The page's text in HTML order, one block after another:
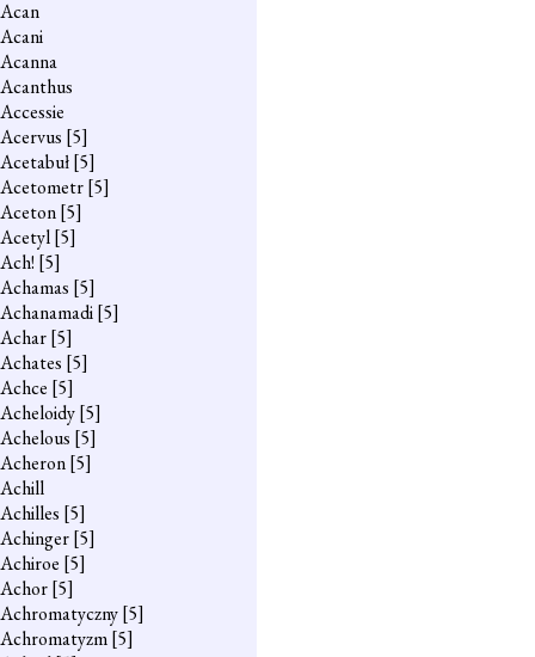
Acan
Acani
Acanna
Acanthus
Accessie
Acervus [5]
Acetabuł[5]
Acetometr[5]
Aceton[5]
Acetyl[5]
Ach! [5]
Achamas [5]
Achanamadi[5]
Achar[5]
Achates [5]
Achce [5]
Acheloidy[5]
Achelous [5]
Acheron[5]
Achill
Achilles [5]
Achinger[5]
Achiroe [5]
Achor[5]
Achromatyczny[5]
Achromatyzm[5]